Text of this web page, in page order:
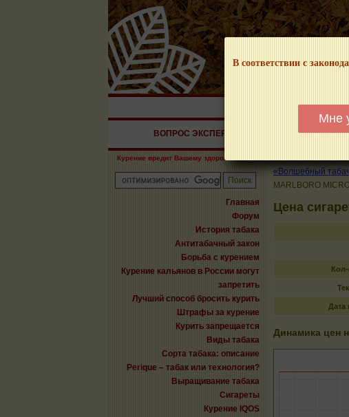
В соответствии с
Мне
НАШ ПОРТАЛ –
ВОПРОС ЭКСПЕРТУ КАЛЬЯНЫ
Курение вредит Вашему здоровью!
Главная
Форум
История табака
Антитабачный закон
Борьба с курением
Курение кальянов в России могут
запретить
Лучший способ бросить курить
Штрафы за курение
Курить запрещается
Виды табака
Сорта табака: описание
Perique – табак или технология?
Выращивание табака
Сигареты
Курение IQOS
«Волшебный
MARLBORO
Цена
Дата
Динамика цен